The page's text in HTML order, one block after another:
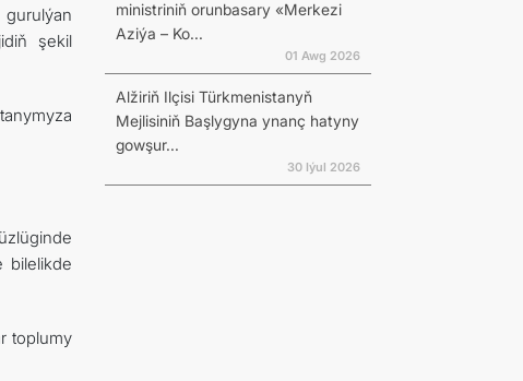
şekil
bilelikde
toplumy
ministriniň orunbasary «Merkezi
Aziýa – Ko...
01 Awg 2026
Alžiriň Ilçisi Türkmenistanyň
Mejlisiniň Başlygyna ynanç hatyny
gowşur...
30 Iýul 2026